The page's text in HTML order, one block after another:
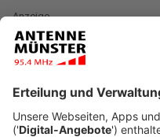
Anzeige
Gutachten vor
Daher sei der Termin
Verfahren wurde